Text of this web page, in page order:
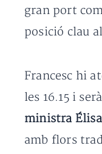
gran port
posició clau
Francesc hi
les 16.15 i serà
ministra
amb flors